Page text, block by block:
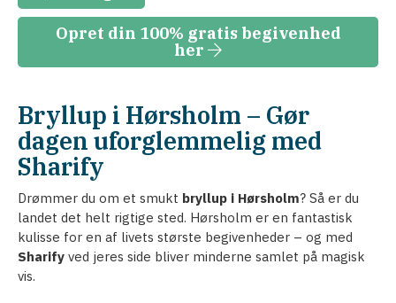
Opret din 100% gratis begivenhed
her
Bryllup i Hørsholm – Gør
dagen uforglemmelig med
Sharify
Drømmer du om et smukt bryllup i Hørsholm? Så er du
landet det helt rigtige sted. Hørsholm er en fantastisk
kulisse for en af livets største begivenheder – og med
Sharify ved jeres side bliver minderne samlet på magisk
vis.